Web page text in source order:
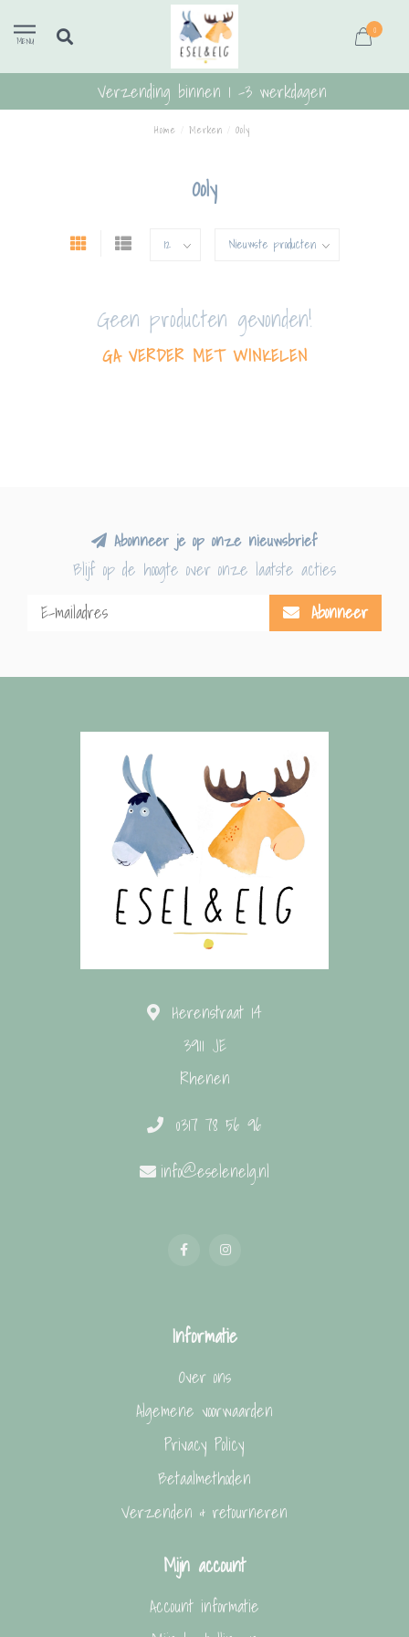
MENU
0
Verzending binnen 1 -3 werkdagen
Home Merken Ooly
Ooly
Geen producten gevonden!
GA VERDER MET WINKELEN
Abonneer je op onze nieuwsbrief
Blijf op de hoogte over onze laatste acties
Abonneer
Herenstraat 14
3911 JE
Rhenen
0317 78 56 96
info@eselenelg.nl
Informatie
Over ons
Algemene voorwaarden
Privacy Policy
Betaalmethoden
Verzenden & retourneren
Mijn account
Account informatie